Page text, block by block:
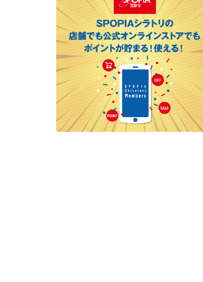
グランドゴルフ